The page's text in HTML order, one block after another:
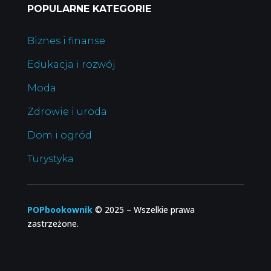
POPULARNE KATEGORIE
Biznes i finanse
Edukacja i rozwój
Moda
Zdrowie i uroda
Dom i ogród
Turystyka
POPbookownik© 2025 – Wszelkie prawa
zastrzeżone.